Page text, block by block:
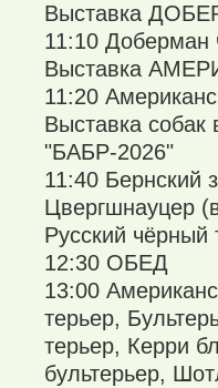
Выставка
11:10 Доберман
Выставка
11:20
Выставка собак
"БАБР-2026"
11:40 Бернский
Цвергшнауцер
Русский
12:30 ОБЕД
13:00
терьер,
терьер, Керри
бультерьер,